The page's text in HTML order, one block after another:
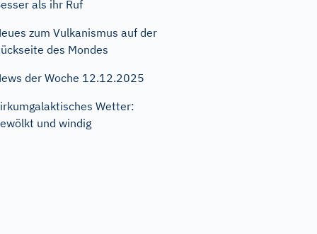
als ihr Ruf
zum Vulkanismus auf der
des Mondes
der Woche 12.12.2025
Wetter:
und windig